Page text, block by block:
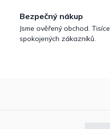
Bezpečný nákup
Jsme ověřený obchod. Tisíce
spokojených zákazníků.